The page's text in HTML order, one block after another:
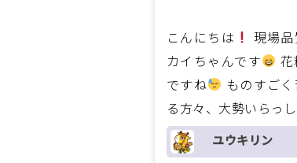
こんにちは
現場
カイちゃんです
ですね
ものすご
る方々、大勢いらっ
ユウキリン